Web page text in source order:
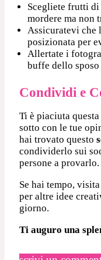
Scegliete frutti
mordere ma non
Assicuratevi che
posizionata per
Allertate i
buffe dello
Condividi e
Ti è piaciuta questa
sotto con le tue
hai trovato questo
condividerlo sui
persone a provarlo.
Se hai tempo,
per altre idee
giorno.
Ti auguro una